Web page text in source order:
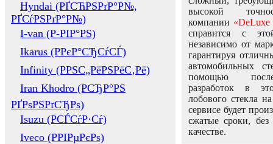
Hyndai (РҐСЋРЅРґР°Р№,
РҐСѓРЅРґР°Р№)
I-van (Р-РІР°РЅ)
Ikarus (РРєР°СЂСѓСЃ)
Infinity (РРЅС„РёРЅРёС‚Рё)
Iran Khodro (РСЂР°РЅ
РҐРѕРЅРґСЂРѕ)
Isuzu (РСЃСѓР·Сѓ)
Iveco (РРІРµРєРѕ)
высокой
компании «DeLuxe
справится с
независимо от
гарантируя
автомобильных
помощью
разработок в
лобового стекла
сервисе будет
сжатые сроки,
качестве.